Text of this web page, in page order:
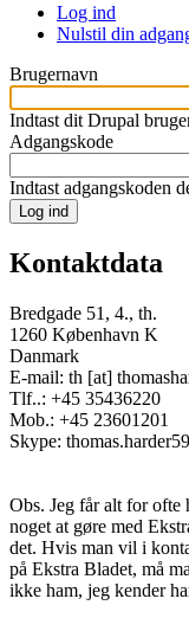
Primary
tabs
Log ind
fane)
Nulstil din
Brugernavn
Indtast dit Drupal
Adgangskode
Indtast adgangskoden
Kontaktdata
Bredgade 51, 4., th.
1260 København K
Danmark
E-mail: th [at]
Tlf..: +45 35436220
Mob.: +45 23601201
Skype: thomas.harder59
Obs. Jeg får alt for ofte
noget at gøre med
det. Hvis man vil i
på Ekstra Bladet, må
ikke ham, jeg kender